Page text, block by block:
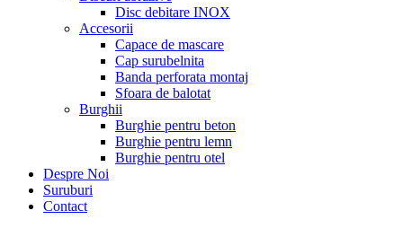
Disc debitare INOX
Accesorii
Capace de mascare
Cap surubelnita
Banda perforata montaj
Sfoara de balotat
Burghii
Burghie pentru beton
Burghie pentru lemn
Burghie pentru otel
Despre Noi
Suruburi
Contact